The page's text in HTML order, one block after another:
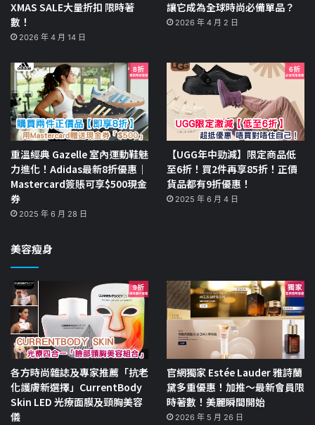
XMAS SALE大量折扣 限時著
數！
2026 年 4 月 14 日
讓它成為全球時尚必備單品？
2026 年 4 月 2 日
重溫經典 Gazelle 室內運動鞋魅
力進化！Adidas最新8折優惠｜
Mastercard簽賬可享$500現金
券
2025 年 6 月 28 日
【UGG年中勁減】限定商品低
至6折！買2件再享85折！正價
貨品都有9折優惠！
2025 年 6 月 4 日
美容瘦身
各方時尚雜誌及專家推薦「抗老
化護膚新選擇」CurrentBody
Skin LED 光療面膜及頸胸美容
儀
官網獨家 Estée Lauder 雅詩蘭
黛多重優惠！加推～最新會員限
時著數！美麗瞬間開始
2026 年 5 月 26 日